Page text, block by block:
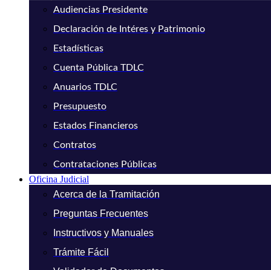
Audiencias Presidente
Declaración de Intéres y Patrimonio
Estadísticas
Cuenta Pública TDLC
Anuarios TDLC
Presupuesto
Estados Financieros
Contratos
Contrataciones Públicas
Oficina Judicial
Acerca de la Tramitación
Preguntas Frecuentes
Instructivos y Manuales
Trámite Fácil